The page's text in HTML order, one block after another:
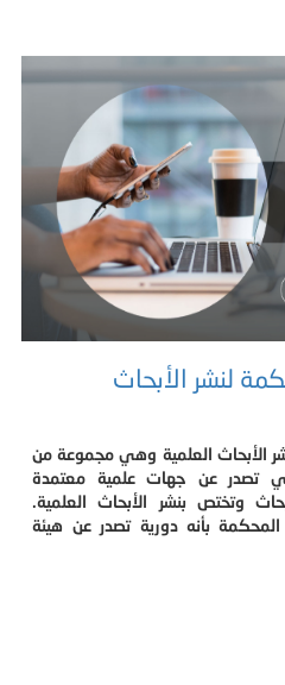
لنشر الأبحاث
الأبحاث العلمية وهي مجموعة من
تصدر عن جهات علمية معتمدة
وتختص بنشر الأبحاث العلمية.
بأنه دورية تصدر عن هيئة